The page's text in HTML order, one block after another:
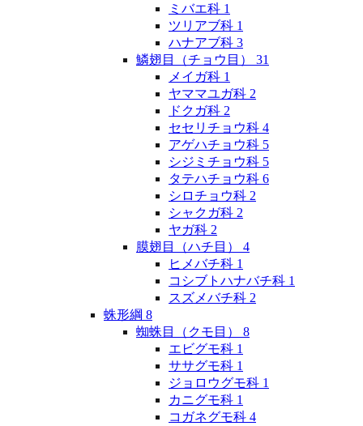
ミバエ科 1
ツリアブ科 1
ハナアブ科 3
鱗翅目（チョウ目） 31
メイガ科 1
ヤママユガ科 2
ドクガ科 2
セセリチョウ科 4
アゲハチョウ科 5
シジミチョウ科 5
タテハチョウ科 6
シロチョウ科 2
シャクガ科 2
ヤガ科 2
膜翅目（ハチ目） 4
ヒメバチ科 1
コシブトハナバチ科 1
スズメバチ科 2
蛛形綱 8
蜘蛛目（クモ目） 8
エビグモ科 1
ササグモ科 1
ジョロウグモ科 1
カニグモ科 1
コガネグモ科 4